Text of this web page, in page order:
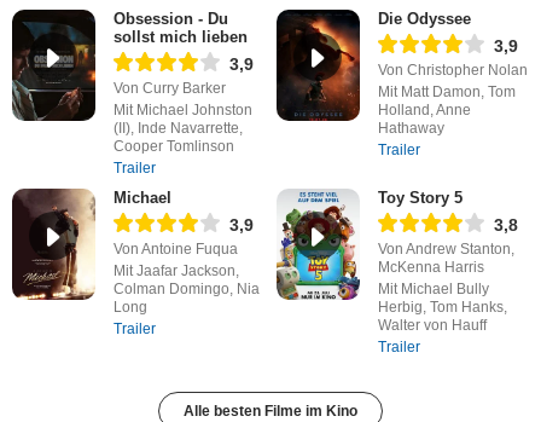
Obsession - Du
sollst mich lieben
3,9
Von Curry Barker
Mit Michael Johnston
(II), Inde Navarrette,
Cooper Tomlinson
Trailer
Die Odyssee
3,9
Von Christopher Nolan
Mit Matt Damon, Tom
Holland, Anne
Hathaway
Trailer
Michael
3,9
Von Antoine Fuqua
Mit Jaafar Jackson,
Colman Domingo, Nia
Long
Trailer
Toy Story 5
3,8
Von Andrew Stanton,
McKenna Harris
Mit Michael Bully
Herbig, Tom Hanks,
Walter von Hauff
Trailer
Alle besten Filme im Kino